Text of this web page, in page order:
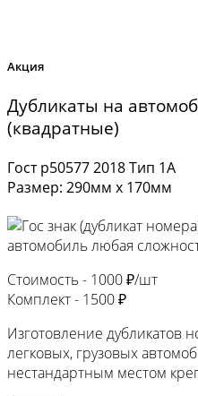
Акция
Дубликаты на
(квадратные)
Гост р50577 2018 Тип 1А
Размер: 290мм х 170мм
Стоимость - 1000 ₽/шт
Комплект - 1500 ₽
Изготовление дубликатов
легковых, грузовых
нестандартным местом